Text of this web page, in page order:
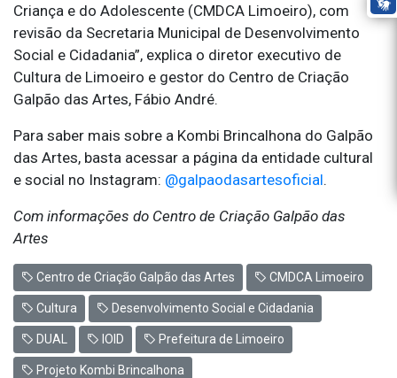
Criança e do Adolescente (CMDCA Limoeiro), com
revisão da Secretaria Municipal de Desenvolvimento
Social e Cidadania”, explica o diretor executivo de
Cultura de Limoeiro e gestor do Centro de Criação
Galpão das Artes, Fábio André.
Para saber mais sobre a Kombi Brincalhona do Galpão
das Artes, basta acessar a página da entidade cultural
e social no Instagram: @galpaodasartesoficial.
Com informações do Centro de Criação Galpão das
Artes
Centro de Criação Galpão das Artes CMDCA Limoeiro
Cultura Desenvolvimento Social e Cidadania
DUAL IOID Prefeitura de Limoeiro
Projeto Kombi Brincalhona